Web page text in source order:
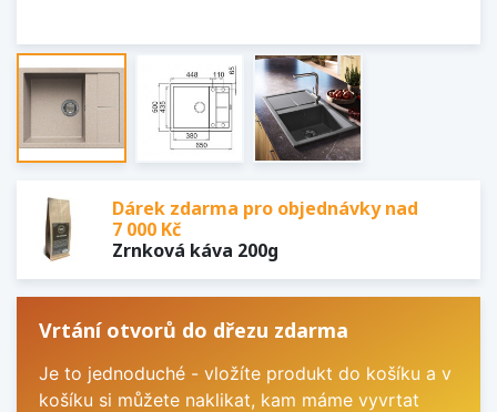
Dárek zdarma pro objednávky nad
7 000 Kč
Zrnková káva 200g
Vrtání otvorů do dřezu zdarma
Je to jednoduché - vložíte produkt do košíku a v
košíku si můžete naklikat, kam máme vyvrtat